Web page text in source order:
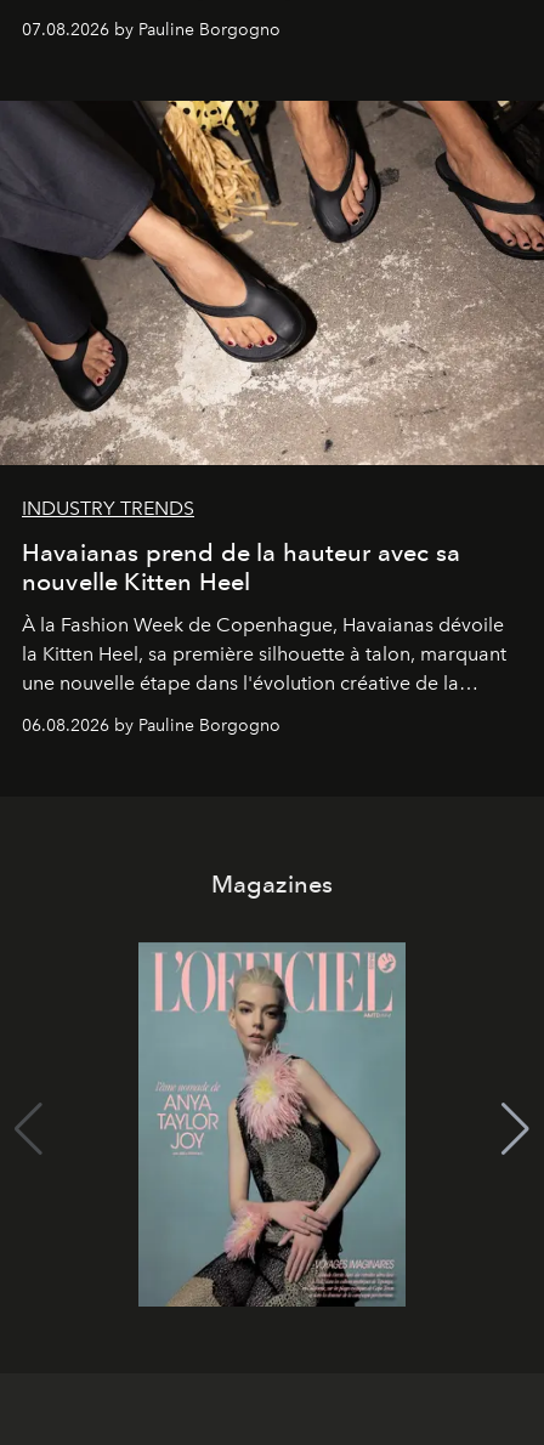
d'exception composent un véritable voyage sensoriel.
07.08.2026 by Pauline Borgogno
INDUSTRY TRENDS
Havaianas prend de la hauteur avec sa
nouvelle Kitten Heel
À la Fashion Week de Copenhague, Havaianas dévoile
la Kitten Heel, sa première silhouette à talon, marquant
une nouvelle étape dans l'évolution créative de la
06.08.2026 by Pauline Borgogno
Magazines